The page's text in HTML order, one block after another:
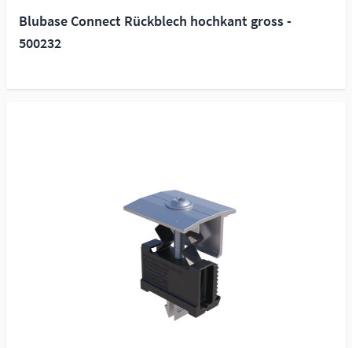
Blubase Connect Rückblech hochkant gross -
500232